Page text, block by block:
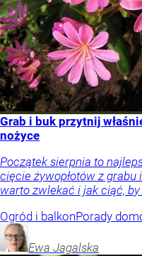
Grab i buk przytnij
nożyce
Początek sierpnia to
cięcie żywopłotów z grabu
warto zwlekać i jak ciąć,
Ogród i balkonPorady
Ewa Jagalska